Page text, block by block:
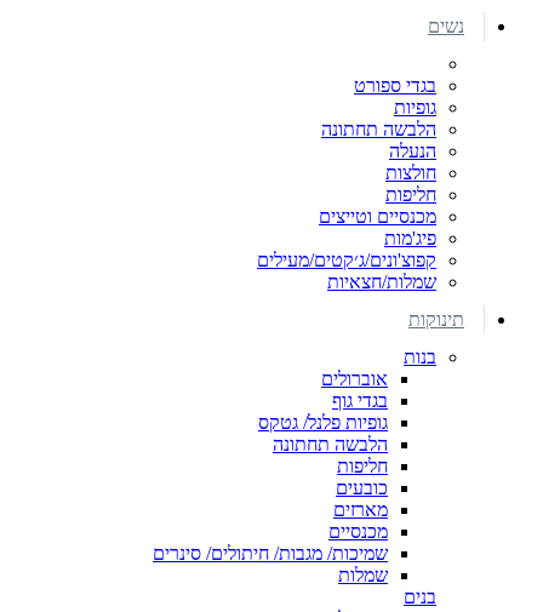
נשים
בגדי ספורט
גופיות
הלבשה תחתונה
הנעלה
חולצות
חליפות
מכנסיים וטייצים
פיג'מות
קפוצ'ונים/ג׳קטים/מעילים
שמלות/חצאיות
תינוקות
בנות
אוברולים
בגדי גוף
גופיות פלנל/ גטקס
הלבשה תחתונה
חליפות
כובעים
מארזים
מכנסיים
שמיכות/ מגבות/ חיתולים/ סינרים
שמלות
בנים